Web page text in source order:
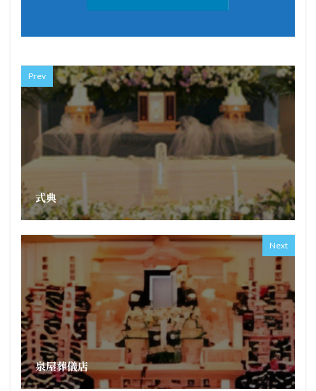
Prev
式典
Next
泉屋葬儀店